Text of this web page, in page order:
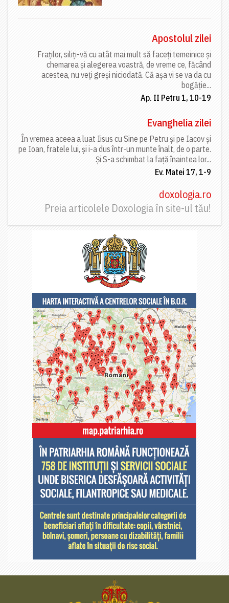
Apostolul zilei
Fraților, siliți-vă cu atât mai mult să faceți temeinice și
chemarea și alegerea voastră, de vreme ce, făcând
acestea, nu veți greși niciodată. Că așa vi se va da cu
bogăție...
Ap. II Petru 1, 10-19
Evanghelia zilei
În vremea aceea a luat Iisus cu Sine pe Petru și pe Iacov și
pe Ioan, fratele lui, și i-a dus într-un munte înalt, de o parte.
Și S-a schimbat la față înaintea lor...
Ev. Matei 17, 1-9
doxologia.ro
Preia articolele Doxologia în site-ul tău!